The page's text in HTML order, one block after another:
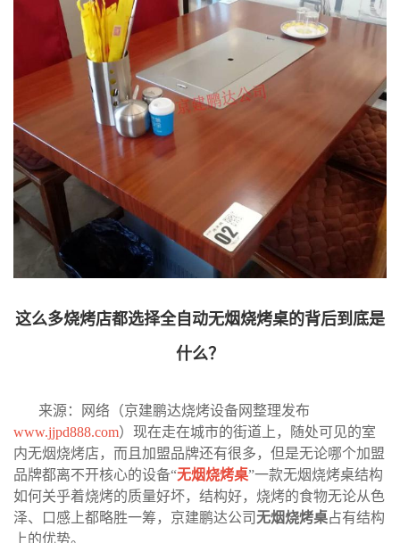
这么多烧烤店都选择全自动无烟烧烤桌的背后到底是
什么？
来源：网络（京建鹏达烧烤设备网整理发布
www.jjpd888.com）现在走在城市的街道上，随处可见的室
内无烟烧烤店，而且加盟品牌还有很多，但是无论哪个加盟
品牌都离不开核心的设备“无烟烧烤桌”一款无烟烧烤桌结构
如何关乎着烧烤的质量好坏，结构好，烧烤的食物无论从色
泽、口感上都略胜一筹，京建鹏达公司无烟烧烤桌占有结构
上的优势。